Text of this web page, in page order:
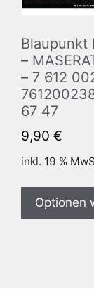
Blaupunkt
–
– 7 612
67 47
9,90 €
inkl. 19 %
Optionen